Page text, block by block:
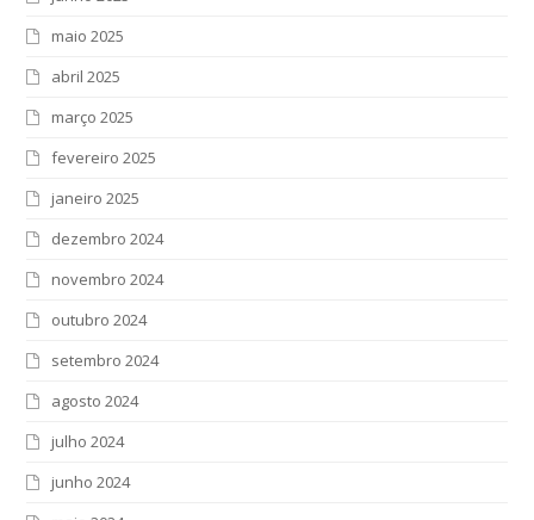
maio 2025
abril 2025
março 2025
fevereiro 2025
janeiro 2025
dezembro 2024
novembro 2024
outubro 2024
setembro 2024
agosto 2024
julho 2024
junho 2024